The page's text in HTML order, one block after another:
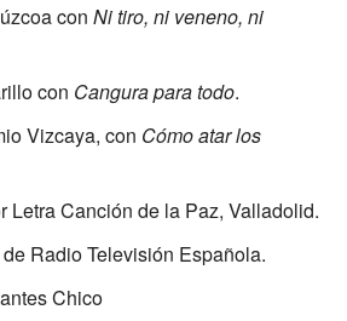
con Ni tiro, ni veneno, ni
con Cangura para todo.
Vizcaya, con Cómo atar los
Letra Canción de la Paz, Valladolid.
Radio Televisión Española.
Chico